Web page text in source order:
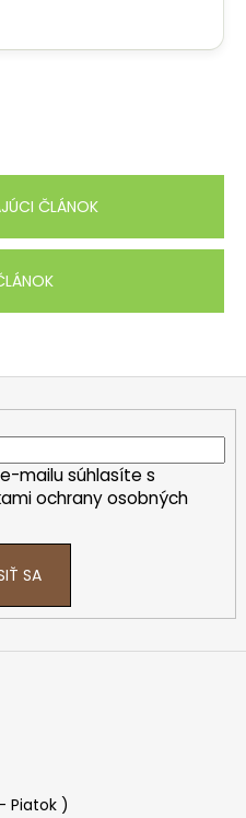
ČLÁNOK
mailu súhlasíte s
ochrany osobných
SA
Piatok )